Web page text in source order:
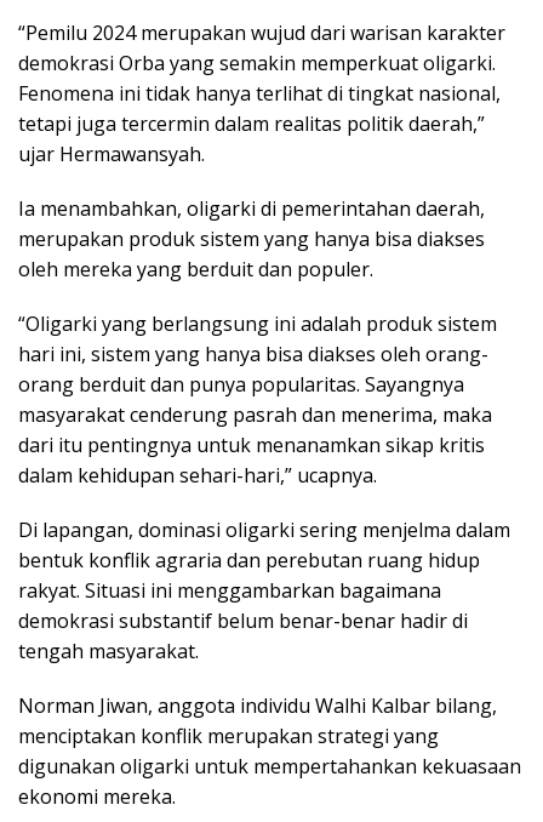
“Pemilu 2024 merupakan wujud dari warisan karakter
demokrasi Orba yang semakin memperkuat oligarki.
Fenomena ini tidak hanya terlihat di tingkat nasional,
tetapi juga tercermin dalam realitas politik daerah,”
ujar Hermawansyah.
Ia menambahkan, oligarki di pemerintahan daerah,
merupakan produk sistem yang hanya bisa diakses
oleh mereka yang berduit dan populer.
“Oligarki yang berlangsung ini adalah produk sistem
hari ini, sistem yang hanya bisa diakses oleh orang-
orang berduit dan punya popularitas. Sayangnya
masyarakat cenderung pasrah dan menerima, maka
dari itu pentingnya untuk menanamkan sikap kritis
dalam kehidupan sehari-hari,” ucapnya.
Di lapangan, dominasi oligarki sering menjelma dalam
bentuk konflik agraria dan perebutan ruang hidup
rakyat. Situasi ini menggambarkan bagaimana
demokrasi substantif belum benar-benar hadir di
tengah masyarakat.
Norman Jiwan, anggota individu Walhi Kalbar bilang,
menciptakan konflik merupakan strategi yang
digunakan oligarki untuk mempertahankan kekuasaan
ekonomi mereka.